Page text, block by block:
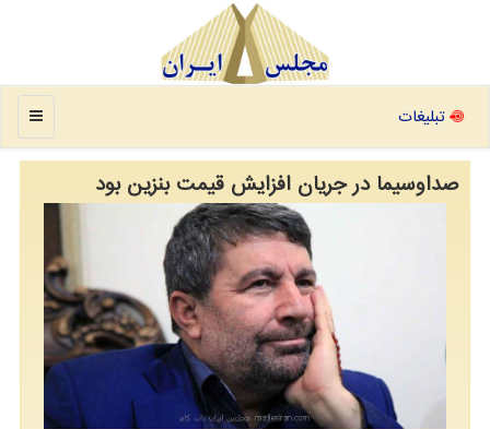
منو تبلیغات
صداوسیما در جریان افزایش قیمت بنزین بود